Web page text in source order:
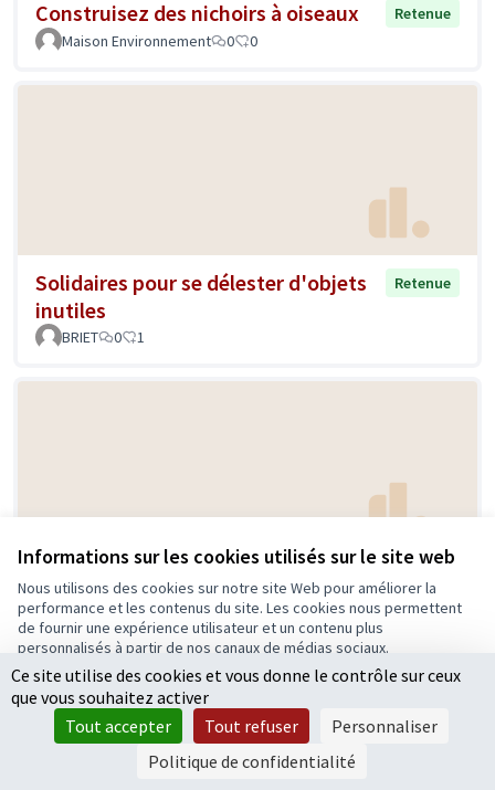
Informations sur les cookies utilisés sur le site web
Nous utilisons des cookies sur notre site Web pour améliorer la
performance et les contenus du site. Les cookies nous permettent
de fournir une expérience utilisateur et un contenu plus
personnalisés à partir de nos canaux de médias sociaux.
Tout accepter
Accepter seulement les cookies essentiels
Paramètres
Construisez des nichoirs à oiseaux
Retenue
Maison Environnement
0 0
Solidaires pour se délester d'objets
inutiles
Retenue
BRIET 0 1
Sensibilisation aux gestes qui
sauvent.
Retenue
carambarsframboise 0 4
Ce site utilise des cookies et vous donne le contrôle sur ceux
que vous souhaitez activer
Tout accepter
Tout refuser
Personnaliser
Politique de confidentialité